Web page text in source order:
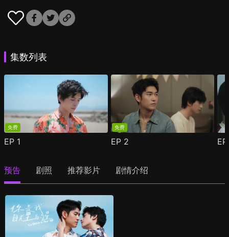
集数列表
免费
EP 1
免费
EP 2
预告 剧照 推荐影片 剧情介绍